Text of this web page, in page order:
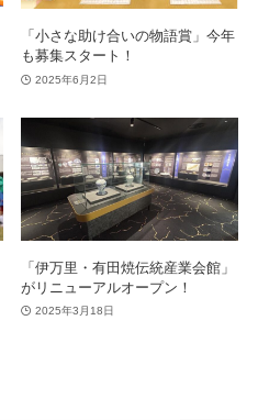
「小さな助け合いの物語賞」今年
も募集スタート！
2025年6月2日
「伊万里・有田焼伝統産業会館」
がリニューアルオープン！
2025年3月18日